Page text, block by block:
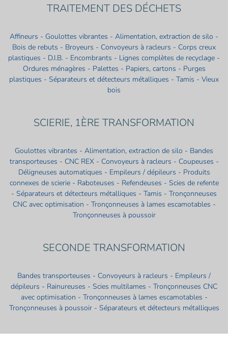
TRAITEMENT DES DÉCHETS
Affineurs - Goulottes vibrantes - Alimentation, extraction de silo -
Bois de rebuts - Broyeurs - Convoyeurs à racleurs - Corps creux
plastiques - D.I.B. - Encombrants - Lignes complètes de recyclage -
Ordures ménagères - Palettes - Papiers, cartons - Purges
plastiques - Séparateurs et détecteurs métalliques - Tamis - Vieux
bois
SCIERIE, 1ÈRE TRANSFORMATION
Goulottes vibrantes - Alimentation, extraction de silo - Bandes
transporteuses - CNC REX - Convoyeurs à racleurs - Coupeuses -
Déligneuses automatiques - Empileurs / dépileurs - Produits
connexes de scierie - Raboteuses - Refendeuses - Scies de refente
- Séparateurs et détecteurs métalliques - Tamis - Tronçonneuses
CNC avec optimisation - Tronçonneuses à lames escamotables -
Tronçonneuses à poussoir
SECONDE TRANSFORMATION
Bandes transporteuses - Convoyeurs à racleurs - Empileurs /
dépileurs - Rainureuses - Scies multilames - Tronçonneuses CNC
avec optimisation - Tronçonneuses à lames escamotables -
Tronçonneuses à poussoir - Séparateurs et détecteurs métalliques